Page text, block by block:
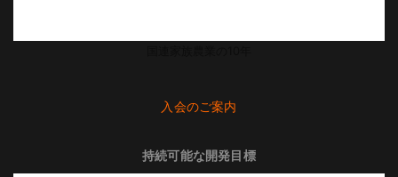
入会のご案内
持続可能な開発目標